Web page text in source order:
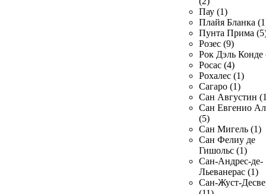
Пау (1)
Плайя Бланка
Пунта Прима
Розес (9)
Рок Дэль Конде
Росас (4)
Рохалес (1)
Сагаро (1)
Сан Августин
Сан Евгенио
(5)
Сан Мигель (1)
Сан Фелиу де
Гишольс (1)
Сан-Андрес-де-
Льеванерас (1)
Сан-Жуст-